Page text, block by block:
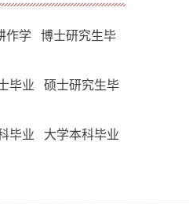
作学 博士研究生毕
毕业 硕士研究生毕
毕业 大学本科毕业